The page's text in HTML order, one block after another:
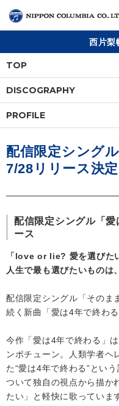
アーティスト
ジャンル
オーディション
直営ショップ
会社情報
サイトマップ
お問い合わせ
西片梨
TOP
DISCOGRAPHY
PROFILE
配信限定シング
7/28リリース決定
配信限定シングル「
ース
「love or lie? 愛を選びた
人生で最も選びたいものは
配信限定シングル「そのま
続く新曲「愛は4年で終わ
今作「愛は4年で終わる」
ンポチューン。人類学者ヘ
た“愛は4年で終わる”とい
ついて独自の視点から描
たい」と軽快に歌っていま